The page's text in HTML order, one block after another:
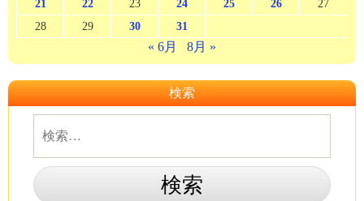
21
22 23 24 25 26
27
28
29 30 31
« 6月 8月 »
検索